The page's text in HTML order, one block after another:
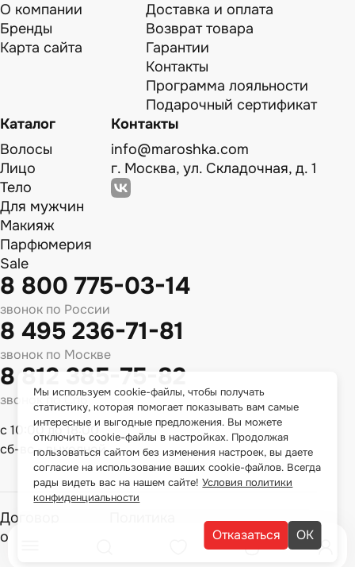
О компании
Бренды
Карта сайта
Доставка и оплата
Возврат товара
Гарантии
Контакты
Программа лояльности
Подарочный сертификат
Каталог
Волосы
Лицо
Тело
Для мужчин
Макияж
Парфюмерия
Sale
Контакты
info@maroshka.com
г. Москва, ул. Складочная, д. 1
8 800 775-03-14
звонок по России
8 495 236-71-81
звонок по Москве
8 812 385-75-82
звонок по Спб
с 10:00 до 18:00
сб-вс - выходной
Договор
оферты
конфиденциальности
Мы используем cookie-файлы, чтобы получать
статистику, которая помогает показывать вам самые
интересные и выгодные предложения. Вы можете
отключить cookie-файлы в настройках. Продолжая
пользоваться сайтом без изменения настроек, вы даете
согласие на использование ваших cookie-файлов. Всегда
рады видеть вас на нашем сайте!Условия политики
конфиденциальности
Отказаться ОК